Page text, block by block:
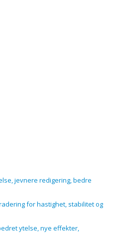
jevnere redigering, bedre
for hastighet, stabilitet og
ytelse, nye effekter,